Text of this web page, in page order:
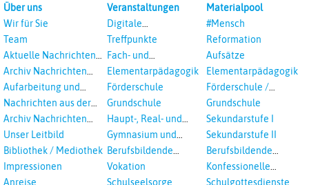
Über uns
Wir für Sie
Team
Aktuelle Nachrichten
aus dem RPI
Archiv Nachrichten
aus dem RPI ab 2018
Aufarbeitung und
Prävention
Landeskirche und EKD
Nachrichten aus der
Landeskirche
Archiv Nachrichten
aus der Landeskirche
Unser Leitbild
Bibliothek / Mediothek
Impressionen
Anreise
Veranstaltungen
Digitale
Veranstaltungen
Treffpunkte
Fach- und
Studientagungen
Elementarpädagogik
Förderschule
Grundschule
Haupt-, Real- und
Oberschule
Gymnasium und
Gesamtschule
Berufsbildende
Schulen
Vokation
Schulseelsorge
Materialpool
#Mensch
Reformation
Aufsätze
Elementarpädagogik
Förderschule /
Inklusion
Grundschule
Sekundarstufe I
Sekundarstufe II
Berufsbildende
Schulen
Konfessionelle
Kooperation
Schulgottesdienste